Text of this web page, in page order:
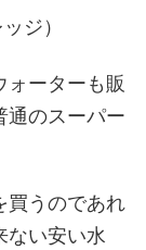
ジ）
ォーターも販
通のスーパー
買うのであれ
ない安い水